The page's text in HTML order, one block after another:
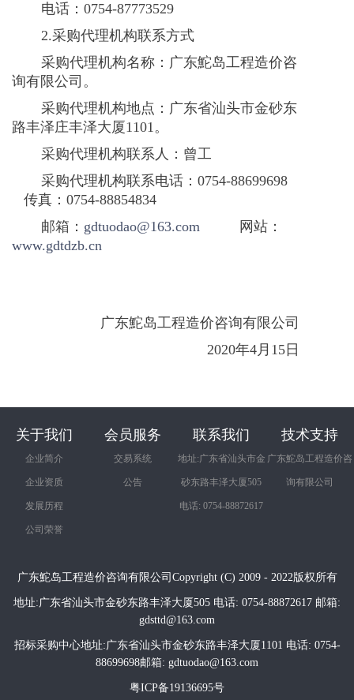
电话：0754-87773529
2.采购代理机构联系方式
采购代理机构名称：广东鮀岛工程造价咨
询有限公司。
采购代理机构地点：广东省汕头市金砂东
路丰泽庄丰泽大厦1101。
采购代理机构联系人：曾工
采购代理机构联系电话：0754-88699698
传真： 0754-88854834
邮箱： gdtuodao@163.com 网站：
www.gdtdzb.cn
广东鮀岛工程造价咨询有限公司
2020年4月 15 日
关于我们
企业简介
企业资质
发展历程
公司荣誉
会员服务
交易系统
公告
联系我们
地址:广东省汕头市金
砂东路丰泽大厦505
电话: 0754-88872617
技术支持
广东鮀岛工程造价咨
询有限公司
广东鮀岛工程造价咨询有限公司Copyright (C) 2009 - 2022版权所有
地址:广东省汕头市金砂东路丰泽大厦505 电话: 0754-88872617 邮箱:
gdsttd@163.com
招标采购中心地址:广东省汕头市金砂东路丰泽大厦1101 电话: 0754-
88699698邮箱: gdtuodao@163.com
粤ICP备19136695号